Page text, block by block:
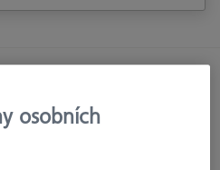
osobních